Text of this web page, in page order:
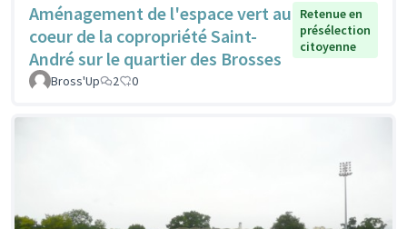
Aménagement de l'espace vert au
coeur de la copropriété Saint-
André sur le quartier des Brosses
Retenue en
présélection
citoyenne
Bross'Up 2 0